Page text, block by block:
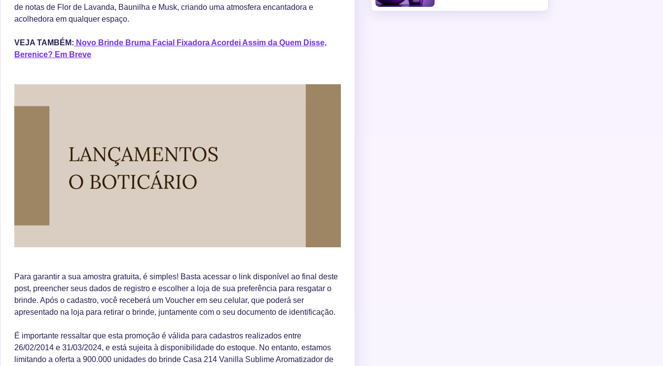
de notas de Flor de Lavanda, Baunilha e Musk, criando uma atmosfera encantadora e
acolhedora em qualquer espaço.
VEJA TAMBÉM: Novo Brinde Bruma Facial Fixadora Acordei Assim da Quem Disse,
Berenice? Em Breve
Para garantir a sua amostra gratuita, é simples! Basta acessar o link disponível ao final deste
post, preencher seus dados de registro e escolher a loja de sua preferência para resgatar o
brinde. Após o cadastro, você receberá um Voucher em seu celular, que poderá ser
apresentado na loja para retirar o brinde, juntamente com o seu documento de identificação.
É importante ressaltar que esta promoção é válida para cadastros realizados entre
26/02/2014 e 31/03/2024, e está sujeita à disponibilidade do estoque. No entanto, estamos
limitando a oferta a 900.000 unidades do brinde Casa 214 Vanilla Sublime Aromatizador de